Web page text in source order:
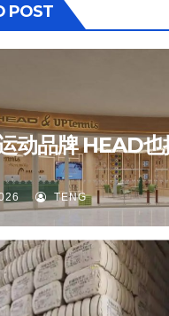
POST
动品牌 HEAD也
TENG